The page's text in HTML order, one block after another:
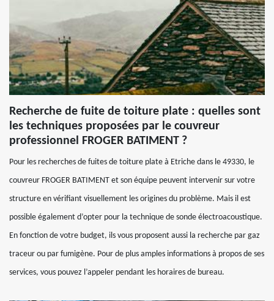
Recherche de fuite de toiture plate : quelles sont
les techniques proposées par le couvreur
professionnel FROGER BATIMENT ?
Pour les recherches de fuites de toiture plate à Etriche dans le 49330, le
couvreur FROGER BATIMENT et son équipe peuvent intervenir sur votre
structure en vérifiant visuellement les origines du problème. Mais il est
possible également d’opter pour la technique de sonde électroacoustique.
En fonction de votre budget, ils vous proposent aussi la recherche par gaz
traceur ou par fumigène. Pour de plus amples informations à propos de ses
services, vous pouvez l’appeler pendant les horaires de bureau.